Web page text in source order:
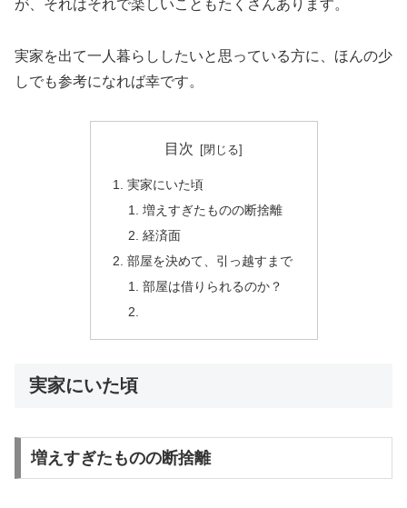
が、それはそれで楽しいこともたくさんあります。
実家を出て一人暮らししたいと思っている方に、ほんの少
しでも参考になれば幸です。
目次
実家にいた頃
増えすぎたものの断捨離
経済面
部屋を決めて、引っ越すまで
部屋は借りられるのか？
実家にいた頃
増えすぎたものの断捨離